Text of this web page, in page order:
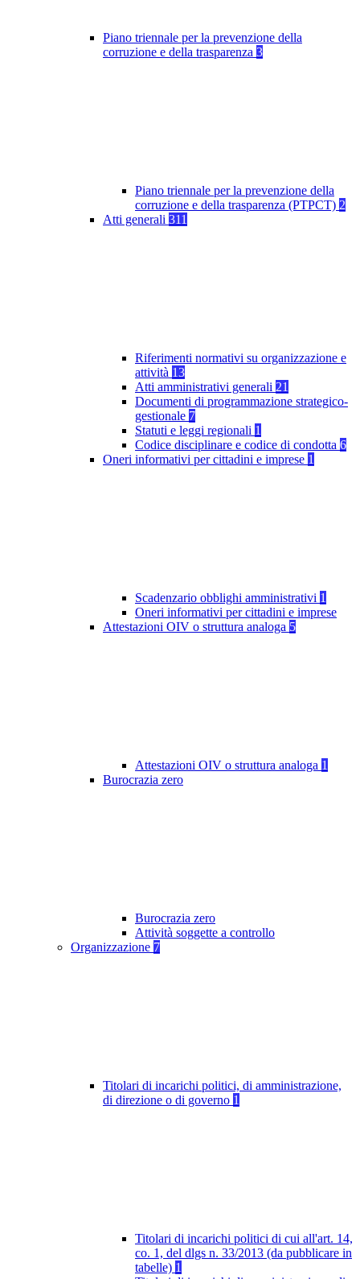
Piano triennale per la prevenzione della
corruzione e della trasparenza 3
Piano triennale per la prevenzione della
corruzione e della trasparenza (PTPCT) 2
Atti generali 311
Riferimenti normativi su organizzazione e
attività 13
Atti amministrativi generali 21
Documenti di programmazione strategico-
gestionale 7
Statuti e leggi regionali 1
Codice disciplinare e codice di condotta 6
Oneri informativi per cittadini e imprese 1
Scadenzario obblighi amministrativi 1
Oneri informativi per cittadini e imprese
Attestazioni OIV o struttura analoga 5
Attestazioni OIV o struttura analoga 1
Burocrazia zero
Burocrazia zero
Attività soggette a controllo
Organizzazione 7
Titolari di incarichi politici, di amministrazione,
di direzione o di governo 1
Titolari di incarichi politici di cui all'art. 14,
co. 1, del dlgs n. 33/2013 (da pubblicare in
tabelle) 1